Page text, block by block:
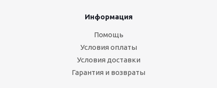
Информация
Помощь
Условия оплаты
Условия доставки
Гарантия и возвраты